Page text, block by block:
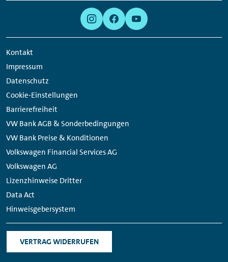
Kontakt
Impressum
Datenschutz
Cookie-Einstellungen
Barrierefreiheit
VW Bank AGB & Sonderbedingungen
VW Bank Preise & Konditionen
Volkswagen Financial Services AG
Volkswagen AG
Lizenzhinweise Dritter
Data Act
Hinweisgebersystem
VERTRAG WIDERRUFEN
Links